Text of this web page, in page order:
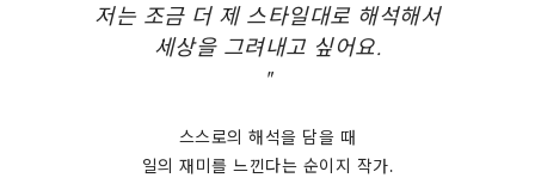
저는 조금 더 제 스타일대로 해석해서
세상을 그려내고 싶어요.
"
스스로의 해석을 담을 때
일의 재미를 느낀다는 순이지 작가.